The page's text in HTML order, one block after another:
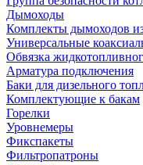
Дымоходы
Комплекты дымоходов
Универсальные
Обвязка
Арматура подключения
Баки для дизельного
Комплектующие к бакам
Горелки
Уровнемеры
Фикспакеты
Фильтропатроны